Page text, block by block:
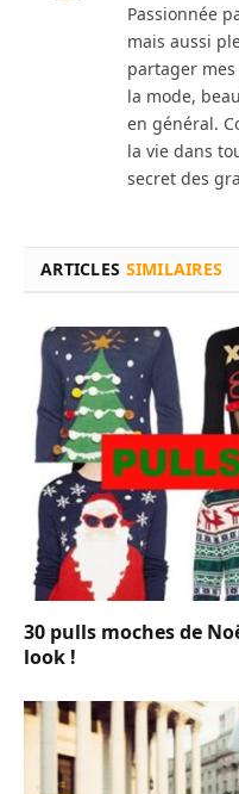
Passionnée
mais aussi
partager
la mode,
en général.
la vie dans
secret des
ARTICLES SIMILAIRES
30 pulls moches de
look !